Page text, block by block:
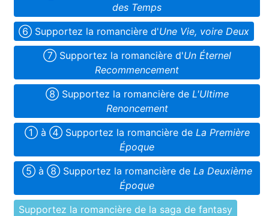
des Temps
➅ Supportez la romancière d'Une Vie, voire Deux
➆ Supportez la romancière d'Un Éternel
Recommencement
➇ Supportez la romancière de L'Ultime
Renoncement
➀ à ➃ Supportez la romancière de La Première
Époque
➄ à ➇ Supportez la romancière de La Deuxième
Époque
Supportez la romancière de la saga de fantasy